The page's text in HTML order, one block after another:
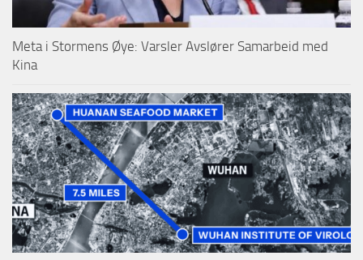
Meta i Stormens Øye: Varsler Avslører Samarbeid med
Kina